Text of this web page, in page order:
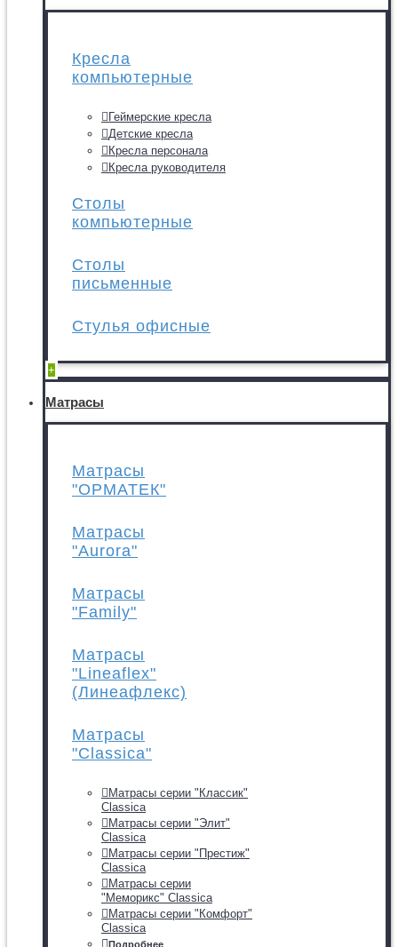
Кресла
компьютерные
Геймерские кресла
Детские кресла
Кресла персонала
Кресла руководителя
Столы
компьютерные
Столы
письменные
Стулья офисные
+
Матрасы
Матрасы
"ОРМАТЕК"
Матрасы
"Aurora"
Матрасы
"Family"
Матрасы
"Lineaflex"
(Линеафлекс)
Матрасы
"Classica"
Матрасы серии "Классик"
Classica
Матрасы серии "Элит"
Classica
Матрасы серии "Престиж"
Classica
Матрасы серии
"Меморикс" Classica
Матрасы серии "Комфорт"
Classica
Подробнее